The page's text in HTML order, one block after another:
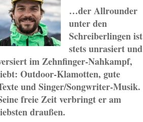
…der Allrounder
unter den
Schreiberlingen ist
stets unrasiert und
im Zehnfinger-Nahkampf,
Outdoor-Klamotten, gute
und Singer/Songwriter-Musik.
freie Zeit verbringt er am
draußen.